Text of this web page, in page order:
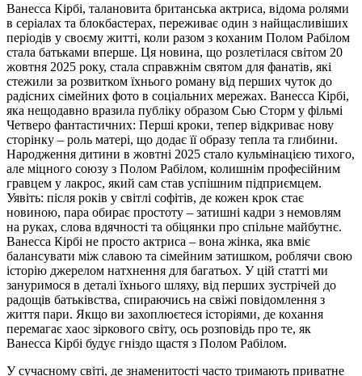
Ванесса Кірбі, талановита британська актриса, відома ролями
в серіалах та блокбастерах, переживає один з найщасливіших
періодів у своєму житті, коли разом з коханим Полом Рабілом
стала батьками вперше. Ця новина, що розлетілася світом 20
жовтня 2025 року, стала справжнім святом для фанатів, які
стежили за розвитком їхнього роману від перших чуток до
радісних сімейних фото в соціальних мережах. Ванесса Кірбі,
яка нещодавно вразила публіку образом Сью Сторм у фільмі
Четверо фантастичних: Перші кроки, тепер відкриває нову
сторінку – роль матері, що додає її образу тепла та глибини.
Народження дитини в жовтні 2025 стало кульмінацією тихого,
але міцного союзу з Полом Рабілом, колишнім професійним
гравцем у лакрос, який сам став успішним підприємцем.
Уявіть: після років у світлі софітів, де кожен крок стає
новиною, пара обирає простоту – затишні кадри з немовлям
на руках, слова вдячності та обіцянки про спільне майбутнє.
Ванесса Кірбі не просто актриса – вона жінка, яка вміє
балансувати між славою та сімейним затишком, роблячи свою
історію джерелом натхнення для багатьох. У цій статті ми
зануримося в деталі їхнього шляху, від перших зустрічей до
радощів батьківства, спираючись на свіжі повідомлення з
життя пари. Якщо ви захоплюєтеся історіями, де кохання
перемагає хаос зіркового світу, ось розповідь про те, як
Ванесса Кірбі будує гніздо щастя з Полом Рабілом.
У сучасному світі, де знаменитості часто тримають приватне